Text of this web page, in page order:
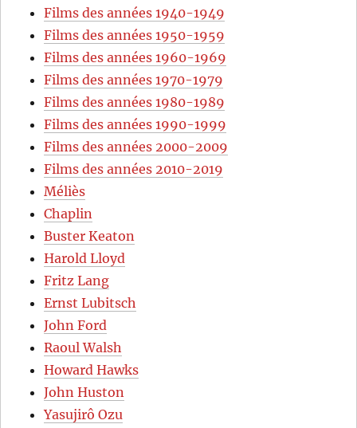
Films des années 1940-1949
Films des années 1950-1959
Films des années 1960-1969
Films des années 1970-1979
Films des années 1980-1989
Films des années 1990-1999
Films des années 2000-2009
Films des années 2010-2019
Méliès
Chaplin
Buster Keaton
Harold Lloyd
Fritz Lang
Ernst Lubitsch
John Ford
Raoul Walsh
Howard Hawks
John Huston
Yasujirô Ozu